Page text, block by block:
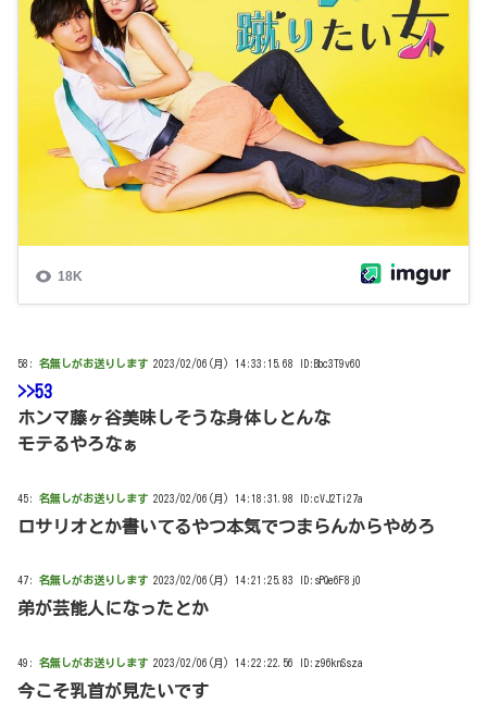
58: 名無しがお送りします 2023/02/06(月) 14:33:15.68 ID:Bbc3T9v60
>>53
ホンマ藤ヶ谷美味しそうな身体しとんな
モテるやろなぁ
45: 名無しがお送りします 2023/02/06(月) 14:18:31.98 ID:cVJ2Ti27a
ロサリオとか書いてるやつ本気でつまらんからやめろ
47: 名無しがお送りします 2023/02/06(月) 14:21:25.83 ID:sPQe6F8j0
弟が芸能人になったとか
49: 名無しがお送りします 2023/02/06(月) 14:22:22.56 ID:z96knSsza
今こそ乳首が見たいです